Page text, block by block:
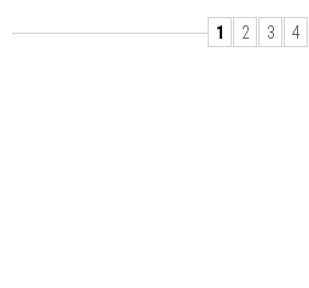
1 2 3 4